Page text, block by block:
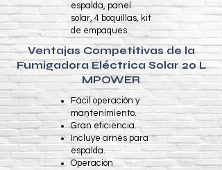
espalda, panel
solar, 4 boquillas, kit
de empaques.
Ventajas Competitivas de la
Fumigadora Eléctrica Solar 20 L
MPOWER
Fácil operación y
mantenimiento.
Gran eficiencia.
Incluye arnés para
espalda.
Operación